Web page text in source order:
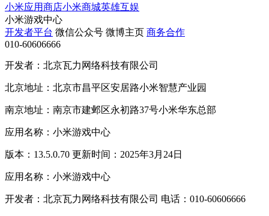
小米应用商店小米商城英雄互娱
小米游戏中心
开发者平台 微信公众号 微博主页 商务合作
010-60606666
开发者：北京瓦力网络科技有限公司
北京地址：北京市昌平区安居路小米智慧产业园
南京地址：南京市建邺区永初路37号小米华东总部
应用名称：小米游戏中心
版本：13.5.0.70 更新时间：2025年3月24日
应用名称：小米游戏中心
开发者：北京瓦力网络科技有限公司 电话：010-60606666